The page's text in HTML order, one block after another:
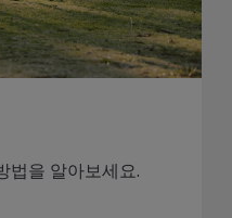
법을 알아보세요.